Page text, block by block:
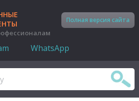
Полная версия сайта
WhatsApp